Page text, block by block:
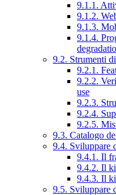
9.1.1.
9.1.2.
9.1.3.
9.1.4.
9.2. Strumenti
9.2.1.
9.2.2.
use
9.2.3.
9.2.4.
9.2.5.
9.3. Catalogo
9.4. Sviluppare
9.4.1. Il
9.4.2. Il
9.4.3. Il
9.5. Sviluppare